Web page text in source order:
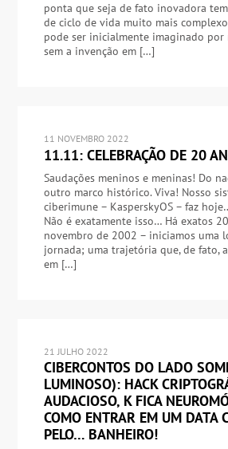
ponta que seja de fato inovadora
de ciclo de vida muito mais
pode ser inicialmente imaginado por
sem a invenção em […]
11 NOVEMBRO 2022
11.11: CELEBRAÇÃO DE 20
Saudações meninos e meninas! Do
outro marco histórico. Viva! Nosso
ciberimune – KasperskyOS – faz
Não é exatamente isso… Há exatos
novembro de 2002 – iniciamos uma
jornada; uma trajetória que, de fato,
em […]
21 JULHO 2022
CIBERCONTOS DO LADO
LUMINOSO): HACK
AUDACIOSO, K FICA
COMO ENTRAR EM UM DATA
PELO… BANHEIRO!